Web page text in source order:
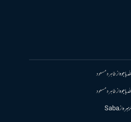
باجوہازطاہرہ مسعود
باجوہازطاہرہ مسعود
ازSaba